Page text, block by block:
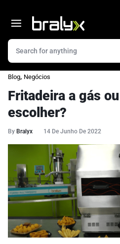
Blog, Negócios
Fritadeira a gás
escolher?
By Bralyx 14 De Junho De 2022